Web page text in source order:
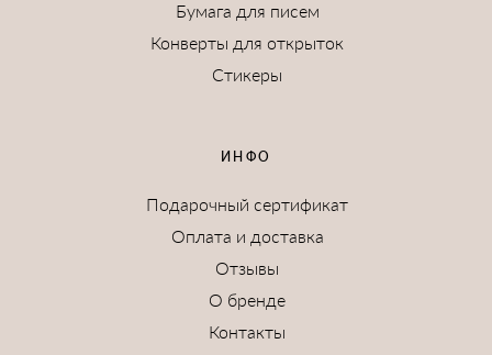
Бумага для писем
Конверты для открыток
Стикеры
ИНФО
Подарочный сертификат
Оплата и доставка
Отзывы
О бренде
Контакты